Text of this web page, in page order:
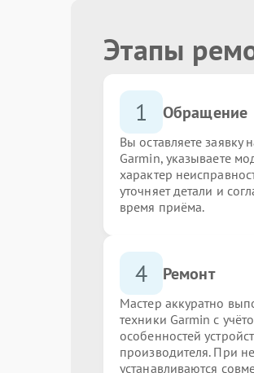
Этапы
1 Обращение
Вы оставляете заявку
Garmin, указываете
характер
уточняет детали и
время приёма.
4 Ремонт
Мастер аккуратно
техники Garmin с
особенностей
производителя. При
устанавливаются